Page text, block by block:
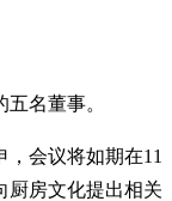
名董事。
会议将如期在11
厨房文化提出相关